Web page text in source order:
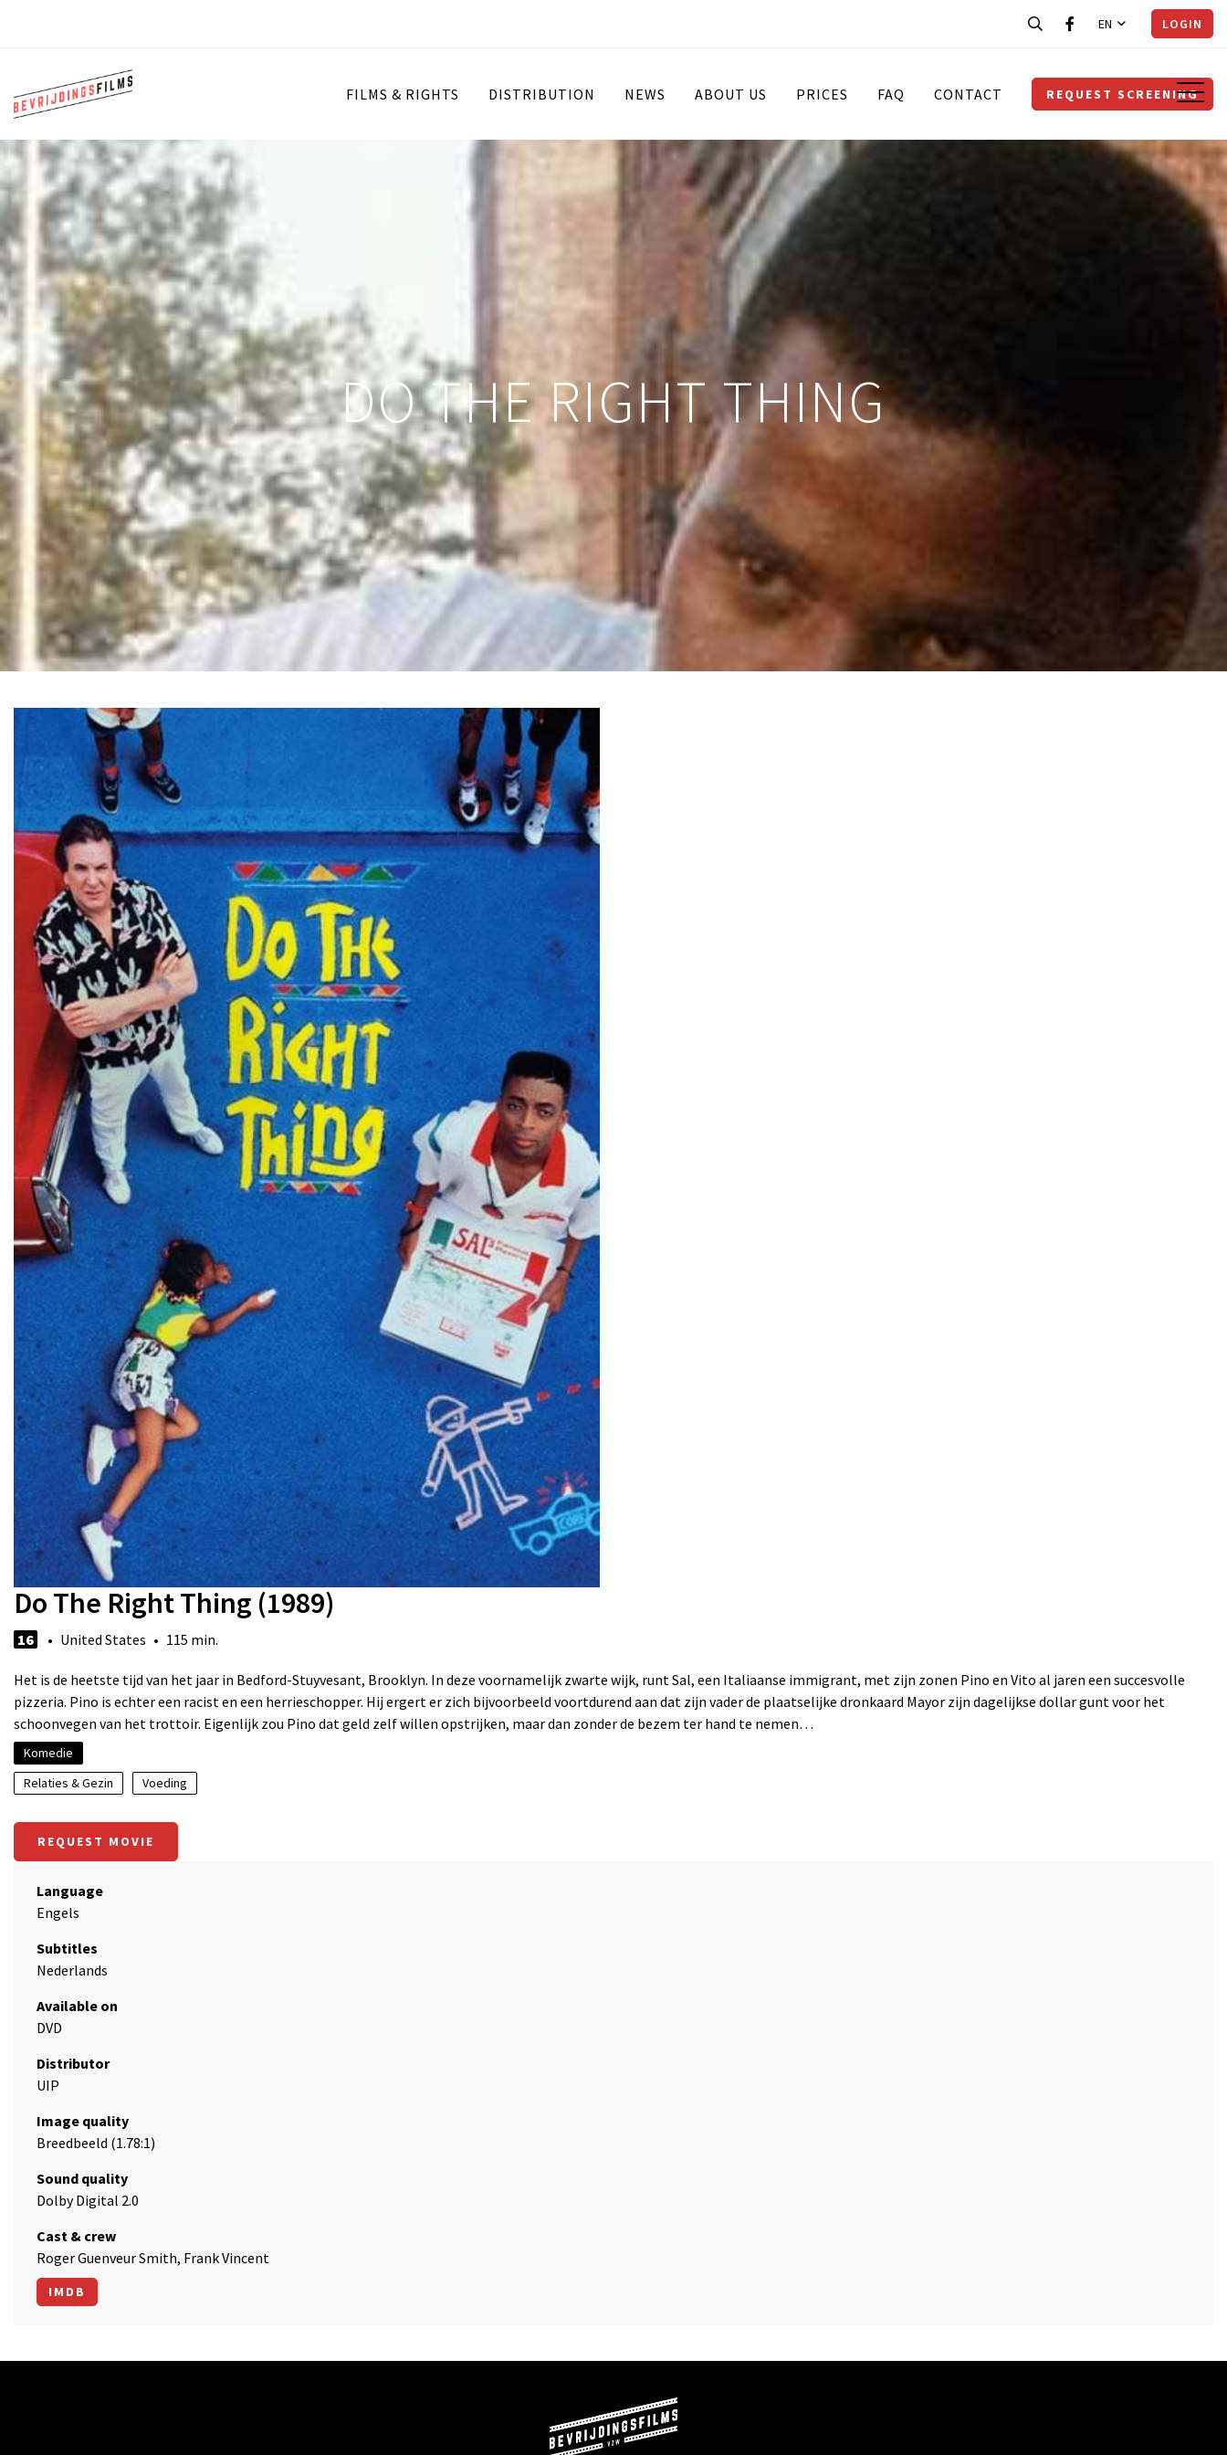
EN LOGIN
FILMS & RIGHTS DISTRIBUTION NEWS ABOUT US PRICES FAQ CONTACT REQUEST SCREENING
DO THE RIGHT THING
Do The Right Thing (1989)
16 • United States • 115 min.
Het is de heetste tijd van het jaar in Bedford-Stuyvesant, Brooklyn. In deze voornamelijk zwarte wijk, runt Sal, een Italiaanse immigrant, met zijn zonen Pino en Vito al jaren een succesvolle
pizzeria. Pino is echter een racist en een herrieschopper. Hij ergert er zich bijvoorbeeld voortdurend aan dat zijn vader de plaatselijke dronkaard Mayor zijn dagelijkse dollar gunt voor het
schoonvegen van het trottoir. Eigenlijk zou Pino dat geld zelf willen opstrijken, maar dan zonder de bezem ter hand te nemen…
Komedie
Relaties & Gezin
Voeding
REQUEST MOVIE
Language
Engels
Subtitles
Nederlands
Available on
DVD
Distributor
UIP
Image quality
Breedbeeld (1.78:1)
Sound quality
Dolby Digital 2.0
Cast & crew
Roger Guenveur Smith, Frank Vincent
IMDB